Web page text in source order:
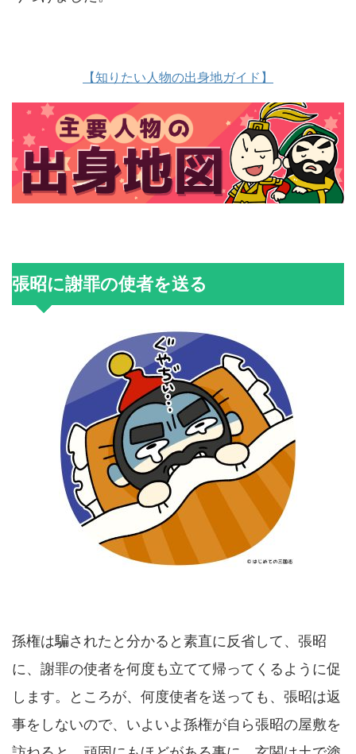
【知りたい人物の出身地ガイド】
張昭に謝罪の使者を送る
孫権は騙されたと分かると素直に反省して、張昭
に、謝罪の使者を何度も立てて帰ってくるように促
します。ところが、何度使者を送っても、張昭は返
事をしないので、いよいよ孫権が自ら張昭の屋敷を